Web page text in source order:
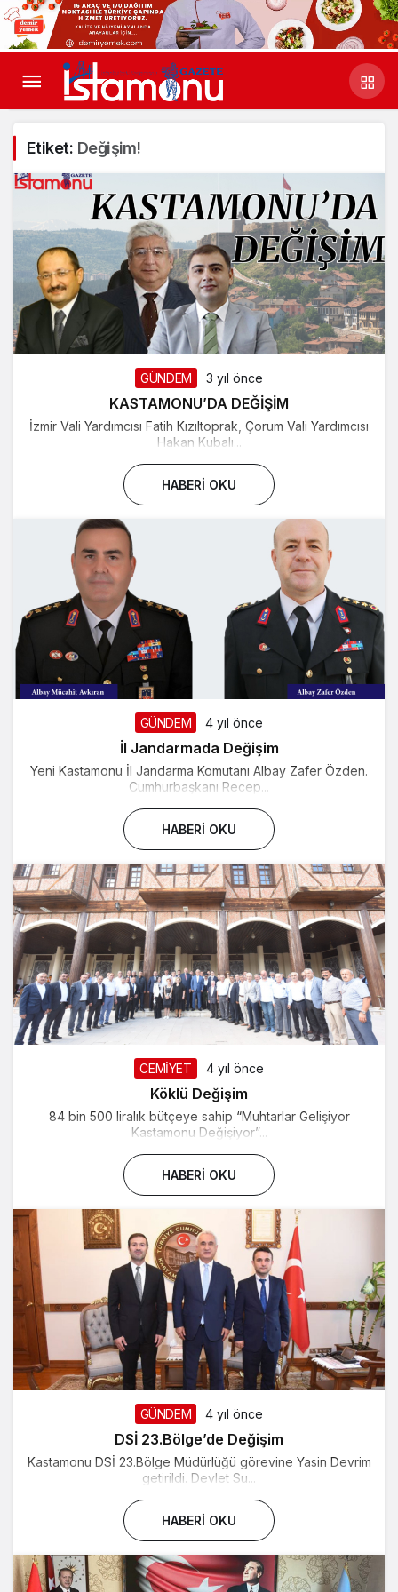
Etiket: Değişim!
GÜNDEM 3 yıl önce
KASTAMONU’DA DEĞİŞİM
İzmir Vali Yardımcısı Fatih Kızıltoprak, Çorum Vali Yardımcısı
Hakan Kubalı...
HABERI OKU
GÜNDEM 4 yıl önce
İl Jandarmada Değişim
Yeni Kastamonu İl Jandarma Komutanı Albay Zafer Özden.
Cumhurbaşkanı Recep...
HABERI OKU
CEMİYET 4 yıl önce
Köklü Değişim
84 bin 500 liralık bütçeye sahip “Muhtarlar Gelişiyor
Kastamonu Değişiyor”...
HABERI OKU
GÜNDEM 4 yıl önce
DSİ 23.Bölge’de Değişim
Kastamonu DSİ 23.Bölge Müdürlüğü görevine Yasin Devrim
getirildi. Devlet Su...
HABERI OKU